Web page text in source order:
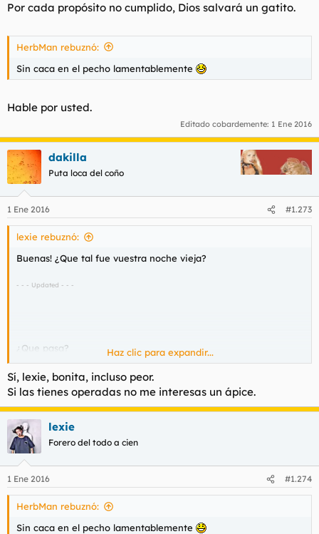
Por cada propósito no cumplido, Dios salvará un gatito.
HerbMan rebuznó:
Sin caca en el pecho lamentablemente
Hable por usted.
Editado cobardemente: 1 Ene 2016
dakilla
Puta loca del coño
1 Ene 2016 #1.273
lexie rebuznó:
Buenas! ¿Que tal fue vuestra noche vieja?
- - - Updated - - -
¿Que pasa?
- - - Updated - - -
¿Siempre eres tan asi? ¿Tan mal ha ido chiquilla?
Haz clic para expandir...
Sí, lexie, bonita, incluso peor.
Si las tienes operadas no me interesas un ápice.
lexie
Forero del todo a cien
1 Ene 2016 #1.274
HerbMan rebuznó:
Sin caca en el pecho lamentablemente